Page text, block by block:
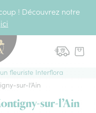
! Découvrez notre
ici
fleuriste Interflora
sur-l’Ain
sur-l’Ain